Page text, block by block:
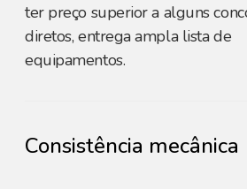
ter preço superior a alguns
diretos, entrega ampla lista de
equipamentos.
Consistência mecânica